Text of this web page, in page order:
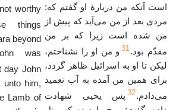
worthy
things
beyond
was
day John
unto him,
Lamb of
است آنکه من دربارهٔ او گفتم که:
مردی بعد از من می‌آید که پیش از
من شده است زیرا که بر من
مقدّم بود.31 و من او را نشناختم،
لیکن تا او به اسرائیل ظاهر گردد،
برای همین من آمده به آب تعمید
می‌دادم.32 پس یحیی شهادت